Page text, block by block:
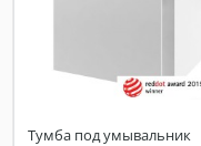
Тумба под умывальник